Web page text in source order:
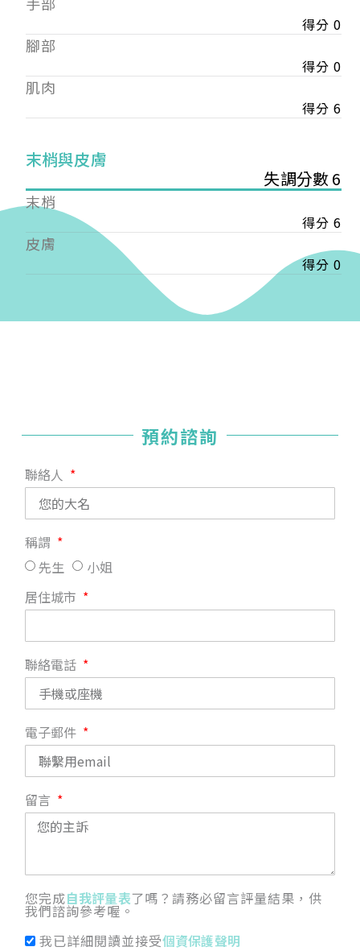
得分 0
腳部
得分 0
肌肉
得分 6
末梢與皮膚
失調分數 6
末梢
得分 6
皮膚
得分 0
預約諮詢
聯絡人
稱謂
先生
小姐
居住城市
聯絡電話
電子郵件
留言
您完成自我評量表了嗎？請務必留言評量結果，供
我們諮詢參考喔。
我已詳細閱讀並接受個資保護聲明
會審核通過後即通知您進行繳費，繳費資訊如下
【會費】
個人會員:
入會費新臺幣1200元，於會員入會時繳納；常年會
費1200元，於每年度繳納。
費3000元，於每年度繳納。
戶名: 社團法人台灣自律神經健康培訓暨發展協會
帳號: 003-03-501566-2
銀行: (013) 國泰世華 南京東路分行